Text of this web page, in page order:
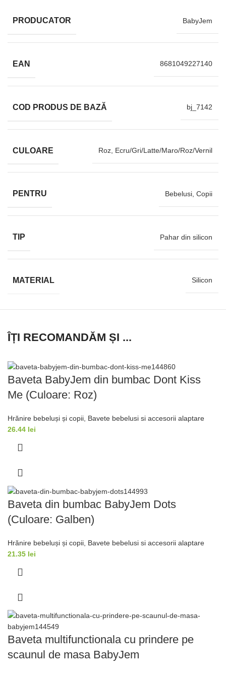
PRODUCATOR BabyJem
EAN 8681049227140
COD PRODUS DE BAZĂ bj_7142
CULOARE Roz, Ecru/Gri/Latte/Maro/Roz/Vernil
PENTRU Bebelusi, Copii
TIP Pahar din silicon
MATERIAL Silicon
ÎȚI RECOMANDĂM ȘI ...
Baveta BabyJem din bumbac Dont Kiss
Me (Culoare: Roz)
Hrănire bebeluși și copii Bavete bebelusi si accesorii alaptare
26.44 lei
Baveta din bumbac BabyJem Dots
(Culoare: Galben)
Hrănire bebeluși și copii Bavete bebelusi si accesorii alaptare
21.35 lei
Baveta multifunctionala cu prindere pe
scaunul de masa BabyJem